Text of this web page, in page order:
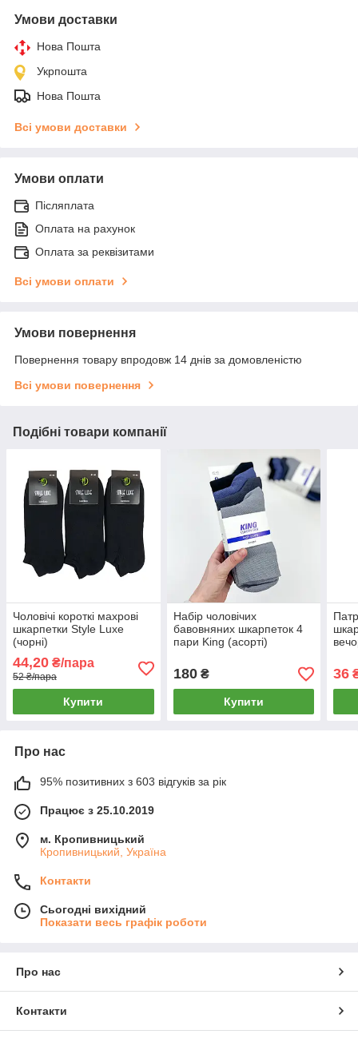
Умови доставки
Нова Пошта
Укрпошта
Нова Пошта
Всі умови доставки
Умови оплати
Післяплата
Оплата на рахунок
Оплата за реквізитами
Всі умови оплати
Умови повернення
Повернення товару впродовж 14 днів за домовленістю
Всі умови повернення
Подібні товари компанії
Чоловічі короткі махрові
шкарпетки Style Luxe
(чорні)
44,20 ₴/пара
52 ₴/пара
Купити
Набір чоловічих
бавовняних шкарпеток 4
пари King (асорті)
180₴
Купити
36
Про нас
95% позитивних з 603 відгуків за рік
Працює з 25.10.2019
м. Кропивницький
Кропивницький, Україна
Контакти
Сьогодні вихідний
Показати весь графік роботи
Про нас
Контакти